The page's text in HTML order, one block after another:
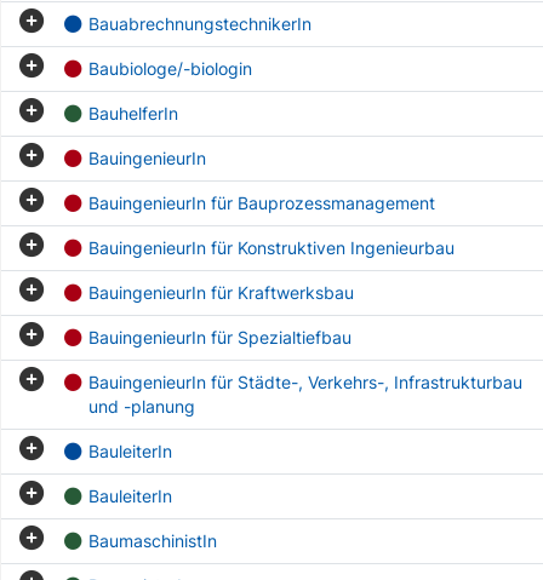
BauabrechnungstechnikerIn
Baubiologe/-biologin
BauhelferIn
BauingenieurIn
BauingenieurIn für Bauprozessmanagement
BauingenieurIn für Konstruktiven Ingenieurbau
BauingenieurIn für Kraftwerksbau
BauingenieurIn für Spezialtiefbau
BauingenieurIn für Städte-, Verkehrs-, Infrastrukturbau
und -planung
BauleiterIn
BauleiterIn
BaumaschinistIn